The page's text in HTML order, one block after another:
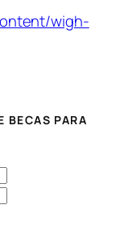
wigh-
BECAS PARA